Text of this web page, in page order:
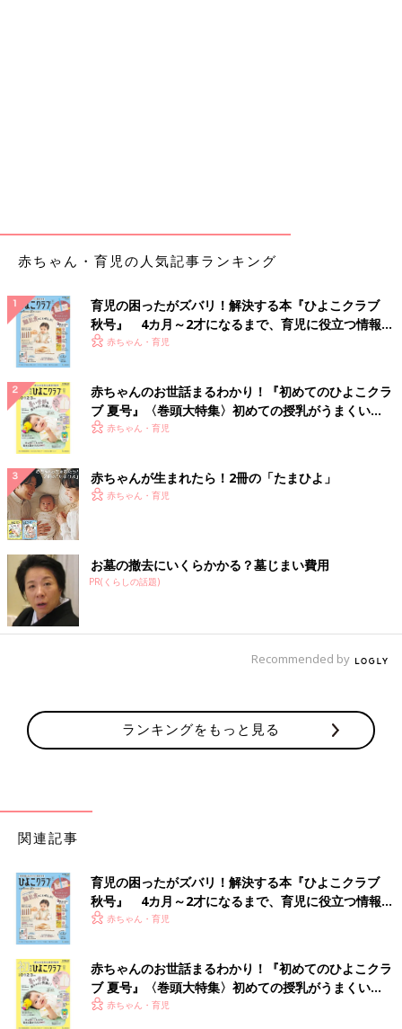
赤ちゃん・育児の人気記事ランキング
育児の困ったがズバリ！解決する本『ひよこクラブ
秋号』 4カ月～2才になるまで、育児に役立つ情報が
いっぱい！
赤ちゃん・育児
赤ちゃんのお世話まるわかり！『初めてのひよこクラ
ブ 夏号』〈巻頭大特集〉初めての授乳がうまくい
く！ おっぱい・ミルクの基本と夏のトラブル 解決テ
赤ちゃん・育児
赤ちゃんが生まれたら！2冊の「たまひよ」
赤ちゃん・育児
お墓の撤去にいくらかかる？墓じまい費用
PR(くらしの話題)
Recommended by
ランキングをもっと見る
関連記事
育児の困ったがズバリ！解決する本『ひよこクラブ
秋号』 4カ月～2才になるまで、育児に役立つ情報が
いっぱい！
赤ちゃん・育児
赤ちゃんのお世話まるわかり！『初めてのひよこクラ
ブ 夏号』〈巻頭大特集〉初めての授乳がうまくい
く！ おっぱい・ミルクの基本と夏のトラブル 解決テ
赤ちゃん・育児